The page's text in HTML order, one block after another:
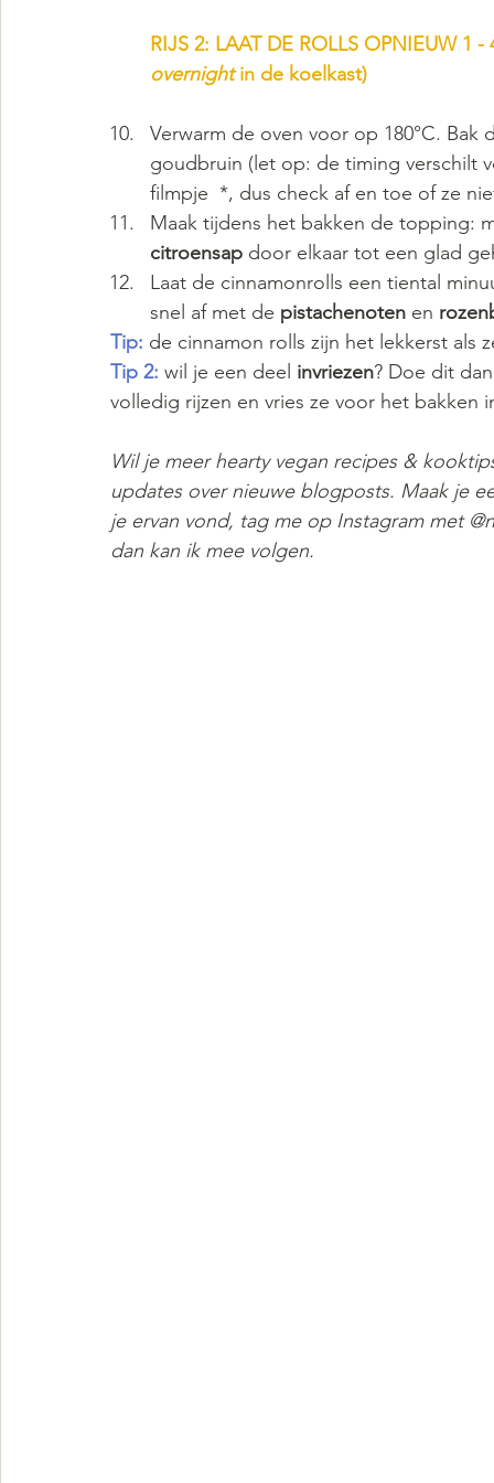
RIJS 2: LAAT DE ROLLS OPNIEUW 1
overnight in de koelkast)
Verwarm de oven voor op 180°C.
goudbruin (let op: de timing verschilt
filmpje  *, dus check af en toe of ze
Maak tijdens het bakken de topping:
citroensap door elkaar tot een glad
Laat de cinnamonrolls een tiental
snel af met de pistachenoten en
Tip: de cinnamon rolls zijn het lekkerst als
Tip 2: wil je een deel invriezen? Doe dit
volledig rijzen en vries ze voor het bakken
Wil je meer hearty vegan recipes &
updates over nieuwe blogposts. Maak je
je ervan vond, tag me op Instagram met
dan kan ik mee volgen.